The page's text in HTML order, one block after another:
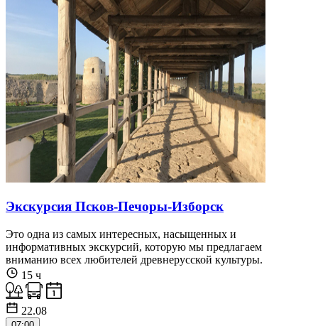
Экскурсия Псков-Печоры-Изборск
Это одна из самых интересных, насыщенных и
информативных экскурсий, которую мы предлагаем
вниманию всех любителей древнерусской культуры.
15 ч
22.08